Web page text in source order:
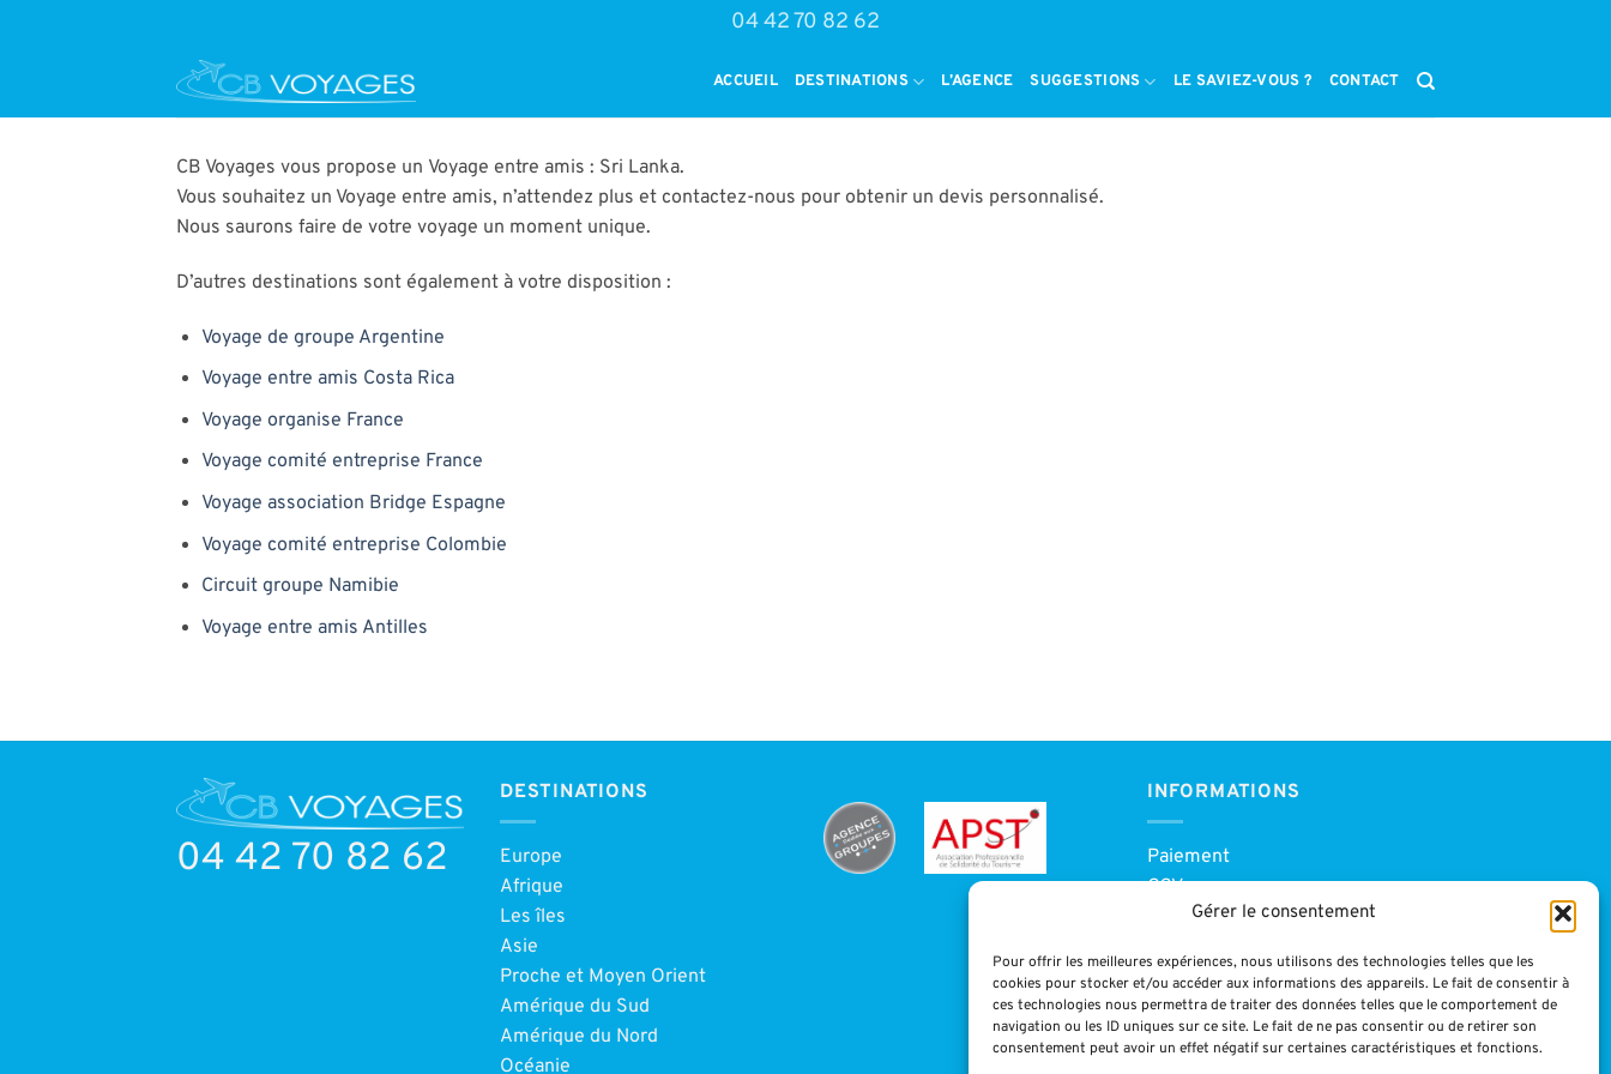
Gérer le consentement
Pour offrir les meilleures expériences, nous utilisons des technologies telles que les
cookies pour stocker et/ou accéder aux informations des appareils. Le fait de consentir à
ces technologies nous permettra de traiter des données telles que le comportement de
navigation ou les ID uniques sur ce site. Le fait de ne pas consentir ou de retirer son
consentement peut avoir un effet négatif sur certaines caractéristiques et fonctions.
04 42 70 82 62
ACCUEIL DESTINATIONS L’AGENCE SUGGESTIONS LE SAVIEZ-VOUS ? CONTACT
CB Voyages vous propose un Voyage entre amis : Sri Lanka.
Vous souhaitez un Voyage entre amis, n’attendez plus et contactez-nous pour obtenir un devis personnalisé.
Nous saurons faire de votre voyage un moment unique.
D’autres destinations sont également à votre disposition :
Voyage de groupe Argentine
Voyage entre amis Costa Rica
Voyage organise France
Voyage comité entreprise France
Voyage association Bridge Espagne
Voyage comité entreprise Colombie
Circuit groupe Namibie
Voyage entre amis Antilles
04 42 70 82 62
DESTINATIONS
Europe
Afrique
Les îles
Asie
Proche et Moyen Orient
Amérique du Sud
Amérique du Nord
Océanie
INFORMATIONS
Paiement
CGV